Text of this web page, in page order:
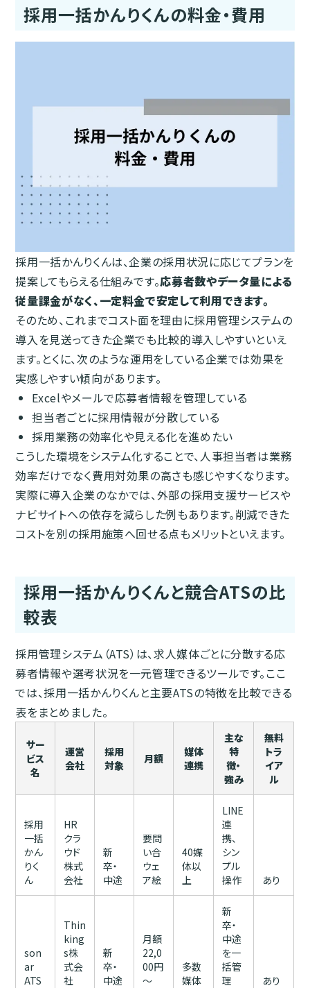
採用一括かんりくんの料金・費用
採用一括かんりくんは、企業の採用状況に応じてプランを
提案してもらえる仕組みです。応募者数やデータ量による
従量課金がなく、一定料金で安定して利用できます。
そのため、これまでコスト面を理由に採用管理システムの
導入を見送ってきた企業でも比較的導入しやすいといえ
ます。とくに、次のような運用をしている企業では効果を
実感しやすい傾向があります。
Excelやメールで応募者情報を管理している
担当者ごとに採用情報が分散している
採用業務の効率化や見える化を進めたい
こうした環境をシステム化することで、人事担当者は業務
効率だけでなく費用対効果の高さも感じやすくなります。
実際に導入企業のなかでは、外部の採用支援サービスや
ナビサイトへの依存を減らした例もあります。削減できた
コストを別の採用施策へ回せる点もメリットといえます。
採用一括かんりくんと競合ATSの比
較表
採用管理システム（ATS）は、求人媒体ごとに分散する応
募者情報や選考状況を一元管理できるツールです。ここ
では、採用一括かんりくんと主要ATSの特徴を比較できる
表をまとめました。
サー
ビス
名
運営
会社
採用
対象
月額
媒体
連携
主な
特
徴・
強み
無料
トラ
イア
ル
採用
一括
かん
りく
ん
HR
クラ
ウド
株式
会社
新
卒・
中途
要問
い合
ウェ
ア絵
40媒
体以
上
LINE
連
携、
シン
プル
操作
あり
son
ar
ATS
Thin
king
s株
式会
社
新
卒・
中途
月額
22,0
00円
～
多数
媒体
新
卒・
中途
を一
括管
理
あり